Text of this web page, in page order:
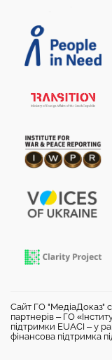
Сайт ГО "МедіаДоказ"
партнерів – ГО
підтримки EUACI – у
фінансова підтримка